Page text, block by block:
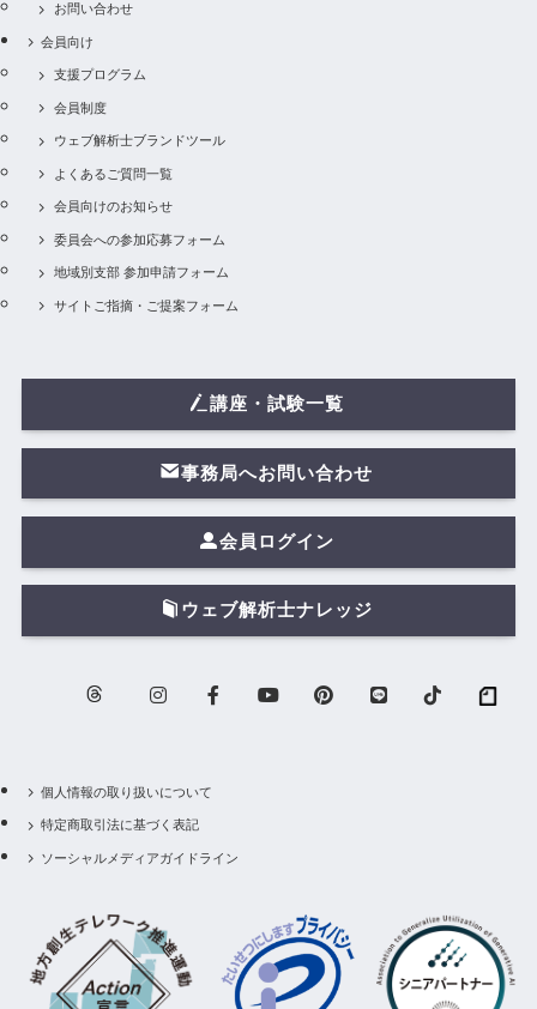
お問い合わせ
会員向け
支援プログラム
会員制度
ウェブ解析士ブランドツール
よくあるご質問一覧
会員向けのお知らせ
委員会への参加応募フォーム
地域別支部 参加申請フォーム
サイトご指摘・ご提案フォーム
講座・試験一覧
事務局へお問い合わせ
会員ログイン
ウェブ解析士ナレッジ
個人情報の取り扱いについて
特定商取引法に基づく表記
ソーシャルメディアガイドライン